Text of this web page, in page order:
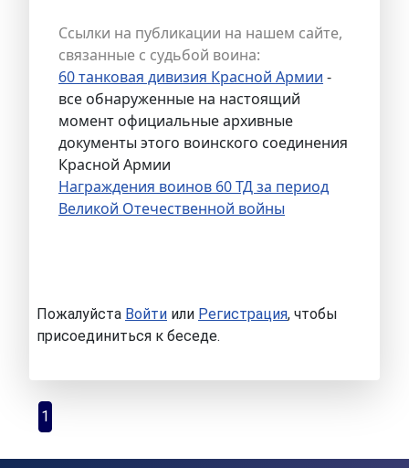
Ссылки на публикации на нашем сайте,
связанные с судьбой воина:
60 танковая дивизия Красной Армии -
все обнаруженные на настоящий
момент официальные архивные
документы этого воинского соединения
Красной Армии
Награждения воинов 60 ТД за период
Великой Отечественной войны
Пожалуйста Войти или Регистрация, чтобы
присоединиться к беседе.
1